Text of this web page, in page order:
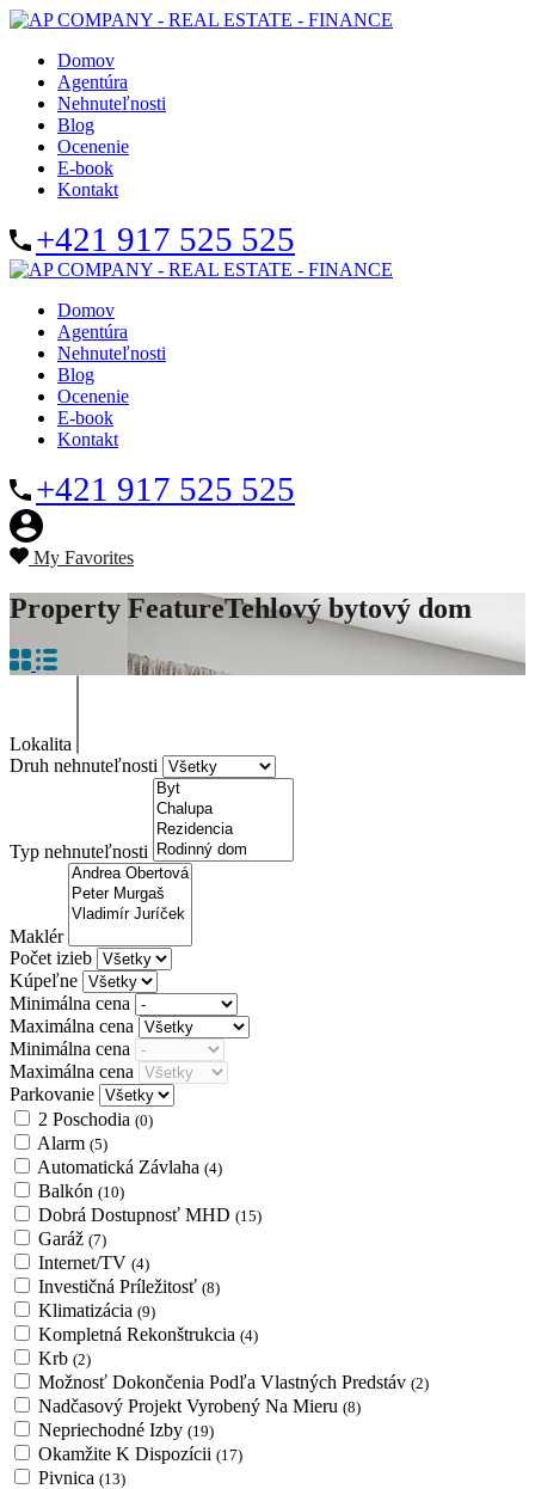
Domov
Agentúra
Nehnuteľnosti
Blog
Ocenenie
E-book
Kontakt
+421 917 525 525
Domov
Agentúra
Nehnuteľnosti
Blog
Ocenenie
E-book
Kontakt
+421 917 525 525
My Favorites
Property FeatureTehlový bytový dom
Lokalita
Druh nehnuteľnosti
Typ nehnuteľnosti
Maklér
Počet izieb
Kúpeľne
Minimálna cena
Maximálna cena
Minimálna cena
Maximálna cena
Parkovanie
2 Poschodia (0)
Alarm (5)
Automatická Závlaha (4)
Balkón (10)
Dobrá Dostupnosť MHD (15)
Garáž (7)
Internet/TV (4)
Investičná Príležitosť (8)
Klimatizácia (9)
Kompletná Rekonštrukcia (4)
Krb (2)
Možnosť Dokončenia Podľa Vlastných Predstáv (2)
Nadčasový Projekt Vyrobený Na Mieru (8)
Nepriechodné Izby (19)
Okamžite K Dispozícii (17)
Pivnica (13)